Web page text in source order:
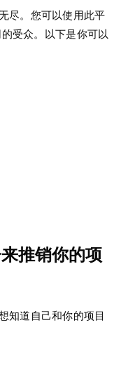
尽。您可以使用此平
受众。以下是你可以
推销你的项
知道自己和你的项目